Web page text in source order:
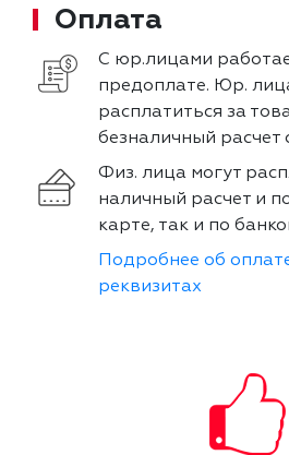
Оплата
С юр.лицами
предоплате. Юр.
расплатиться за
безналичный расчет
Физ. лица могут
наличный расчет и
карте, так и по
Подробнее об
реквизитах